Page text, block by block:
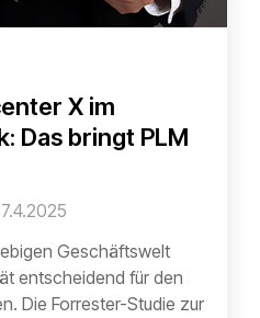
X im
Das bringt PLM
Geschäftswelt
entscheidend für den
Die Forrester-Studie zur